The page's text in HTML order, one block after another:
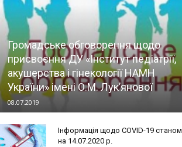
Громадське обговорення щодо
присвоєння ДУ «Інститут педіатрії,
акушерства і гінекології НАМН
України» імені О.М. Лук’янової
08.07.2019
Інформація щодо COVID-19 станом
на 14.07.2020 р.